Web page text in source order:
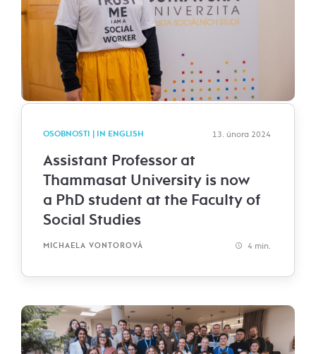
OSOBNOSTI | IN ENGLISH 13. února 2024
Assistant Professor at
Thammasat University is now
a PhD student at the Faculty of
Social Studies
MICHAELA VONTOROVÁ 4 min.